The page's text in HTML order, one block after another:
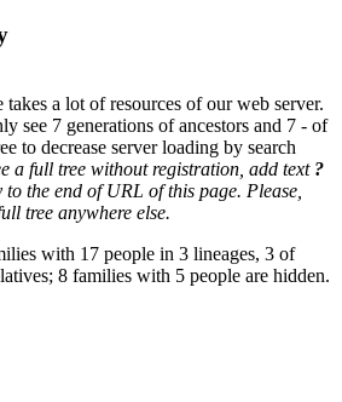
a lot of resources of our web server.
see 7 generations of ancestors and 7 - of
to decrease server loading by search
a full tree without registration, add text ?
to the end of URL of this page. Please,
tree anywhere else.
with 17 people in 3 lineages, 3 of
8 families with 5 people are hidden.